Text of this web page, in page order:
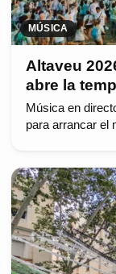
MÚSICA
Altaveu
abre la
Música en
para arrancar el